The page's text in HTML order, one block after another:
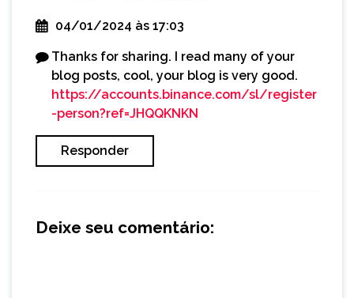
04/01/2024 às 17:03
Thanks for sharing. I read many of your
blog posts, cool, your blog is very good.
https://accounts.binance.com/sl/register
-person?ref=JHQQKNKN
Responder
Deixe seu comentário: